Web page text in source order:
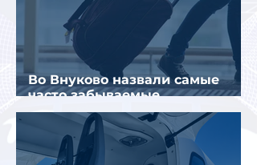
Во Внуково назвали самые
часто забываемые
пассажирами вещи